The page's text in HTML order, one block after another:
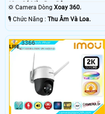
10m Có Màu Ban Ðêm.
💢 Camera Dòng Xoay 360.
️🎙 Chức Năng : Thu Âm Và Loa.
3366